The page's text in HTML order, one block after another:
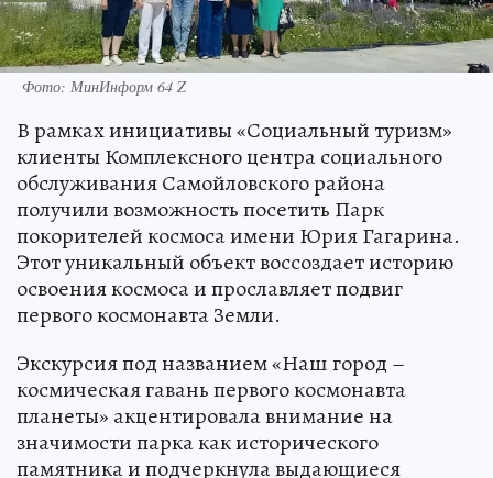
Фото: МинИнформ 64 Z
В рамках инициативы «Социальный туризм»
клиенты Комплексного центра социального
обслуживания Самойловского района
получили возможность посетить Парк
покорителей космоса имени Юрия Гагарина.
Этот уникальный объект воссоздает историю
освоения космоса и прославляет подвиг
первого космонавта Земли.
Экскурсия под названием «Наш город –
космическая гавань первого космонавта
планеты» акцентировала внимание на
значимости парка как исторического
памятника и подчеркнула выдающиеся